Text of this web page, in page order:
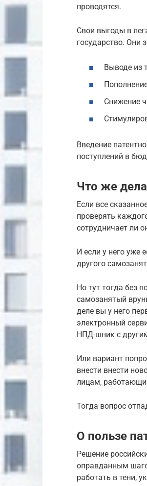
проводятся.
Свои выгоды в
государство. Они
Выводе из
Снижение
Введение
поступлений в
Что же
Если все
проверять
сотрудничает ли
И если у него уже
другого
Но тут тогда без
самозанятый
деле вы у него
электронный
НПД-шник с
Или вариант
внести внести
лицам,
Тогда вопрос
О пользе
Решение
оправданным
работать в тени,